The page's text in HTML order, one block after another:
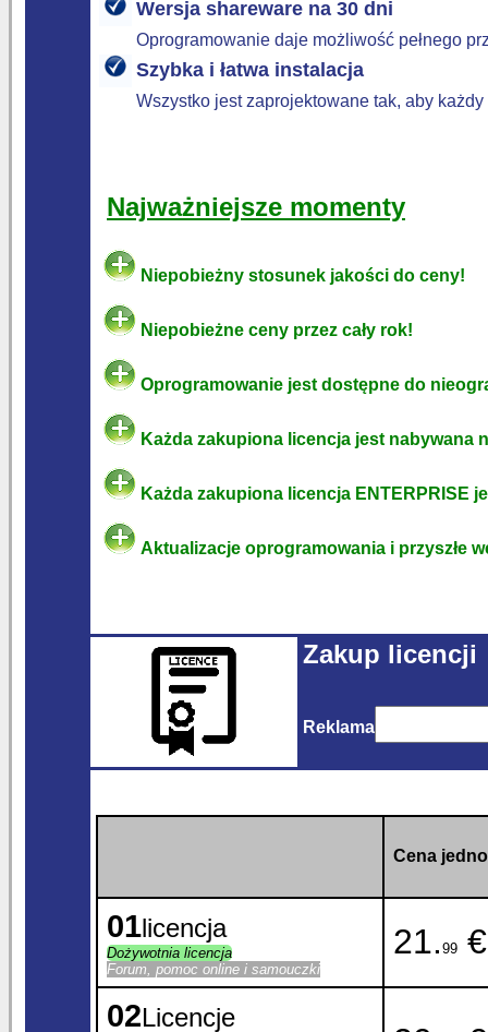
Wersja shareware na 30 dni
Oprogramowanie daje możliwość pełnego
Szybka i łatwa instalacja
Wszystko jest zaprojektowane tak, aby
Najważniejsze momenty
Niepobieżny stosunek jakości do ceny!
Niepobieżne ceny przez cały rok!
Oprogramowanie jest dostępne do
Każda zakupiona licencja jest nabywana
Każda zakupiona licencja ENTERPRISE
Aktualizacje oprogramowania i przyszłe
Zakup licencji
Reklama
Cena
01licencja
Dożywotnia licencja
Forum, pomoc online i samouczki
21. 99 €
02Licencje